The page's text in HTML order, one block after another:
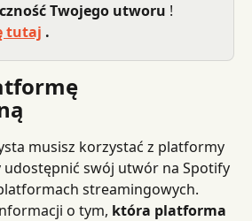
Twojego utworu !
tutaj .
musisz korzystać z platformy
udostępnić swój utwór na Spotify
streamingowych.
o tym, która platforma